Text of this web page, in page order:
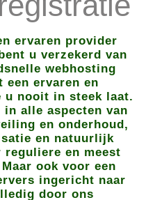
ervaren provider
u verzekerd van
webhosting
ervaren en
u nooit in steek laat.
alle aspecten van
en onderhoud,
en natuurlijk
en meest
ook voor een
ingericht naar
door ons